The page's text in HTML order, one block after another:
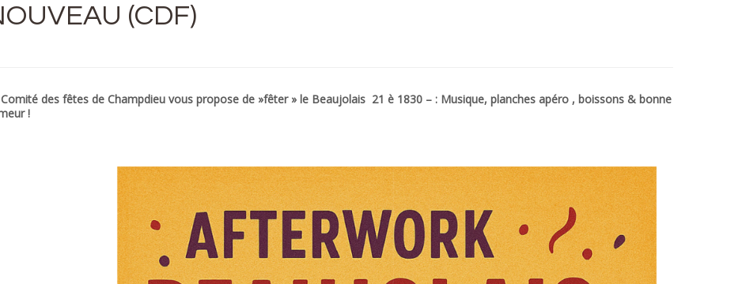
(CDF)
des fêtes de Champdieu vous propose de »fêter » le Beaujolais 21 è 1830 – : Musique, planches apéro , boissons & bonne
!